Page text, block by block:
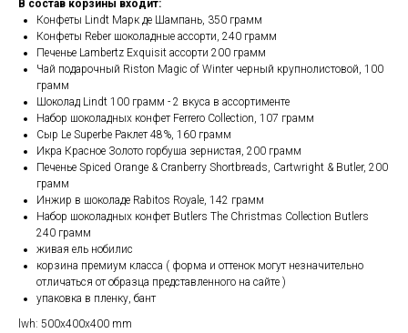
В состав корзины входит:
Конфеты Lindt Марк де Шампань, 350 грамм
Конфеты Reber шоколадные ассорти, 240 грамм
Печенье Lambertz Exquisit ассорти 200 грамм
Чай подарочный Riston Magic of Winter черный крупнолистовой, 100
грамм
Шоколад Lindt 100 грамм - 2 вкуса в ассортименте
Набор шоколадных конфет Ferrero Collection, 107 грамм
Сыр Le Superbe Раклет 48%, 160 грамм
Икра Красное Золото горбуша зернистая, 200 грамм
Печенье Spiced Orange & Cranberry Shortbreads, Cartwright & Butler, 200
грамм
Инжир в шоколаде Rabitos Royale, 142 грамм
Набор шоколадных конфет Butlers The Christmas Collection Butlers
240 грамм
живая ель нобилис
корзина премиум класса ( форма и оттенок могут незначительно
отличаться от образца представленного на сайте )
упаковка в пленку, бант
lwh: 500x400x400 mm